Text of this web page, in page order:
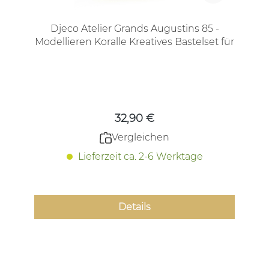
Djeco Atelier Grands Augustins 85 -
Modellieren Koralle Kreatives Bastelset für
32,90 €
Vergleichen
Lieferzeit ca. 2-6 Werktage
Details